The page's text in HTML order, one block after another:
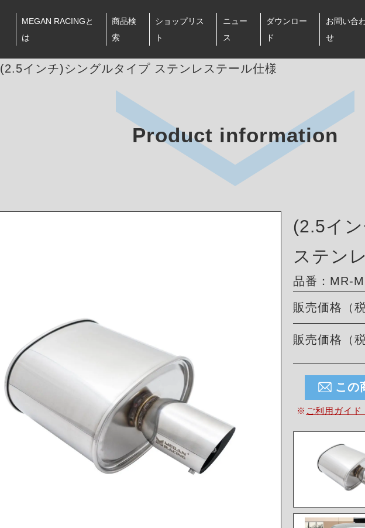
MEGAN RACINGと
は
商品検
索
ショップリス
ト
ニュー
ス
ダウンロー
ド
お問い合
せ
(2.5インチ)シングルタイプ ステンレステール仕様
Product information
(2.5イ
ステン
品番：MR-
販売価格（税
販売価格（税
この
※ ご利用ガイド